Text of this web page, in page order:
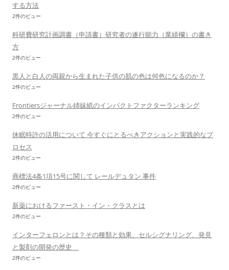
する方法
2件のビュー
科研費研究計画調書（申請書）研究者の遂行能力（業績欄）の書き
方
2件のビュー
黒人と白人の両親から生まれた子供の肌の色は何色になるのか？
2件のビュー
Frontiersジャーナル姉妹紙のインパクトファクターランキング
2件のビュー
休眠特許の活用について 今すぐにとるべきアクションと実践的なプ
ロセス
2件のビュー
商標法4条1項15号に関して レールデュタン 事件
2件のビュー
新薬におけるファースト・イン・クラスとは
2件のビュー
インターフェロンとは？その種類と効果、セルシグナリング、発見
と製剤の開発の歴史
2件のビュー